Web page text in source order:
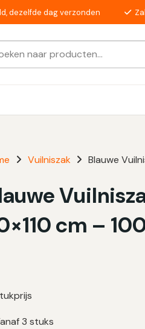
dezelfde dag verzonden
resultaten voor automatisch
Vuilniszak Blauwe
cm –
3 stuks